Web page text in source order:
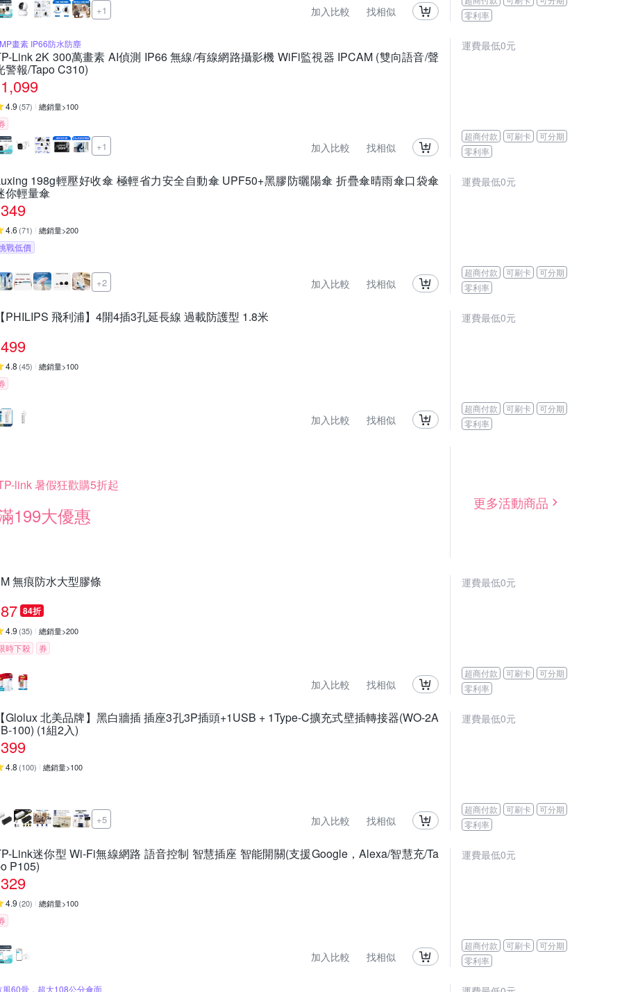
+1 加入比較 找相似
零利率
畫素 IP66防水防塵
Link 2K 300萬畫素 AI偵測 IP66 無線/有線網路攝影機 WiFi監視器 IPCAM (雙向語音/聲
警報/Tapo C310)
1,099
4.9 (57) 總銷量>100
+1 加入比較 找相似
運費最低0元
超商付款 可刷卡
可分期
零利率
198g輕壓好收傘 極輕省力安全自動傘 UPF50+黑膠防曬陽傘 折疊傘晴雨傘口袋傘
你輕量傘
349
4.6 (71) 總銷量>200
戰低價
+2 加入比較 找相似
運費最低0元
超商付款 可刷卡
可分期
零利率
PHILIPS 飛利浦】4開4插3孔延長線 過載防護型 1.8米
499
4.8 (45) 總銷量>100
加入比較 找相似
運費最低0元
超商付款 可刷卡
可分期
零利率
link 暑假狂歡購5折起
199大優惠
更多活動商品
無痕防水大型膠條
87 84折
4.9 (35) 總銷量>200
時下殺 券
加入比較 找相似
運費最低0元
超商付款 可刷卡
可分期
零利率
Glolux 北美品牌】黑白牆插 插座3孔3P插頭+1USB + 1Type-C擴充式壁插轉接器(WO-2A
100) (1組2入)
399
4.8 (100) 總銷量>100
+5 加入比較 找相似
運費最低0元
超商付款 可刷卡
可分期
零利率
Link迷你型 Wi-Fi無線網路 語音控制 智慧插座 智能開關(支援Google，Alexa/智慧充/Ta
P105)
329
4.9 (20) 總銷量>100
加入比較 找相似
運費最低0元
超商付款 可刷卡
可分期
零利率
風60骨，超大108公分傘面